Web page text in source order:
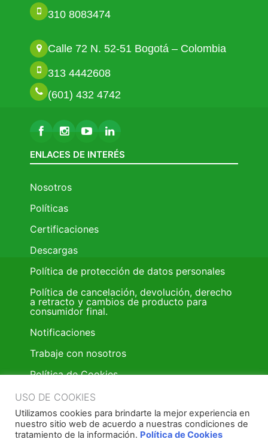
USO DE COOKIES
Utilizamos cookies para brindarte la mejor experiencia en
nuestro sitio web de acuerdo a nuestras condiciones de
tratamiento de la información. Política de Cookies
310 8083474
Calle 72 N. 52-51 Bogotá – Colombia
313 4442608
(601) 432 4742
ENLACES DE INTERÉS
Nosotros
Políticas
Certificaciones
Descargas
Política de protección de datos personales
Política de cancelación, devolución, derecho
a retracto y cambios de producto para
consumidor final.
Notificaciones
Trabaje con nosotros
Política de Cookies
Trabaje con nosotros
Política donación de pintura
Términos y condiciones